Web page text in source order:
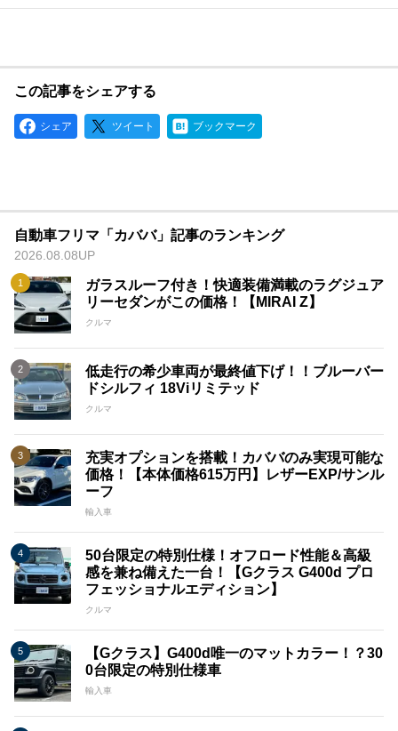
この記事をシェアする
シェア ツイート ブックマーク
自動車フリマ「カババ」記事のランキング
2026.08.08UP
ガラスルーフ付き！快適装備満載のラグジュア
リーセダンがこの価格！【MIRAI Z】
クルマ
低走行の希少車両が最終値下げ！！ブルーバー
ドシルフィ 18Viリミテッド
クルマ
充実オプションを搭載！カババのみ実現可能な
価格！【本体価格615万円】レザーEXP/サンル
ーフ
輸入車
50台限定の特別仕様！オフロード性能＆高級
感を兼ね備えた一台！【Gクラス G400d プロ
フェッショナルエディション】
クルマ
【Gクラス】G400d唯一のマットカラー！？30
0台限定の特別仕様車
輸入車